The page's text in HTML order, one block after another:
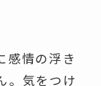
感情の浮き
。気をつけ